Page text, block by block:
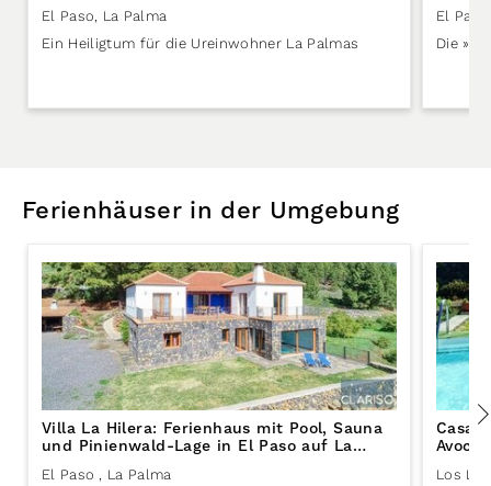
El Paso, La Palma
Ein Heiligtum für die Ureinwohner La Palmas
El Paso
Die
Ferienhäuser in der Umgebung
Villa La Hilera: Ferienhaus mit Pool, Sauna
und Pinienwald-Lage in El Paso auf La
Palma
El Paso , La Palma
Casa
Los